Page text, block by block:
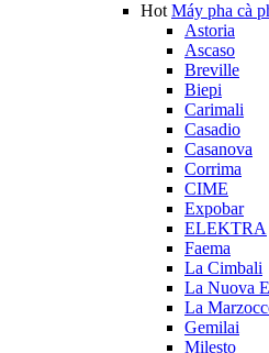
Hot Máy pha cà
Astoria
Ascaso
Breville
Biepi
Carimali
Casadio
Casanova
Corrima
CIME
Expobar
ELEKTRA
Faema
La Cimbali
La Nuova
La
Gemilai
Milesto